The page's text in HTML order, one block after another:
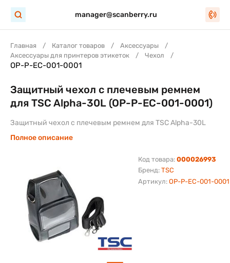
manager@scanberry.ru
Главная Каталог товаров
Аксессуары
Аксессуары для принтеров этикеток
Чехол
OP-P-EC-001-0001
Бренд: TSC
Код товара: 000026993
Артикул: OP-P-EC-001-0001
Защитный чехол с плечевым ремнем
для TSC Alpha-30L (OP-P-EC-001-0001)
Защитный чехол с плечевым ремнем для TSC Alpha-30L
Полное описание